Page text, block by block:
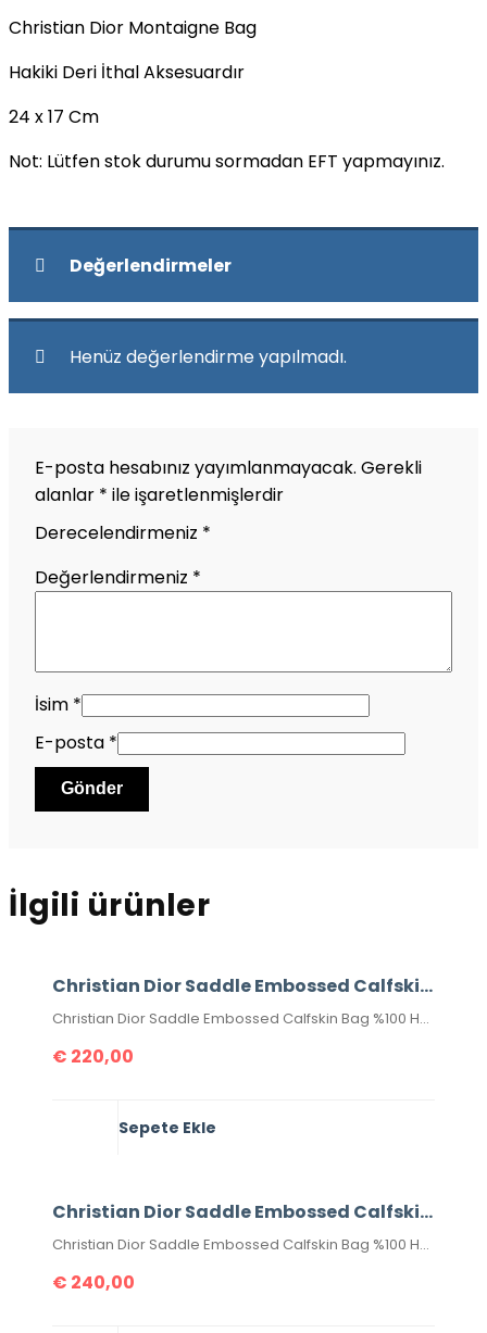
Christian Dior Montaigne Bag
Hakiki Deri İthal Aksesuardır
24 x 17 Cm
Not: Lütfen stok durumu sormadan EFT yapmayınız.
Değerlendirmeler
Henüz değerlendirme yapılmadı.
E-posta hesabınız yayımlanmayacak. Gerekli
alanlar * ile işaretlenmişlerdir
Derecelendirmeniz *
Değerlendirmeniz *
İsim *
E-posta *
İlgili ürünler
Christian Dior Saddle Embossed Calfskin Bag
Christian Dior Saddle Embossed Calfskin Bag %100 Hakiki Deri. Elde, kolda veya omuzda taşımaya uygundur. Yüksek kalite, işçilikli, tamamen birebir üründür. Seri numaralıdır. Ebatı 25x20x6 cm dir. Kutulu, toz torbalı, sertifikalıdır.
€ 220,00
Sepete Ekle
Christian Dior Saddle Embossed Calfskin Bag
Christian Dior Saddle Embossed Calfskin Bag %100 Hakiki Deri. Elde, kolda veya omuzda taşımaya uygundur. Yüksek kalite, işçilikli, tamamen birebir üründür.Seri numaralıdır.Ebatı 25x20x6 cm dir. Kutulu, toz torbalı, sertifikalıdır.
€ 240,00